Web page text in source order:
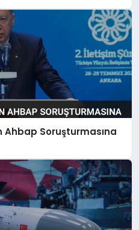
Ahbap Soruşturmasına